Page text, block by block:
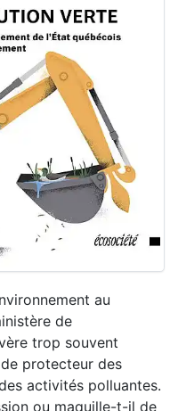
au
de
trop souvent
protecteur des
activités polluantes.
ou maquille-t-il de